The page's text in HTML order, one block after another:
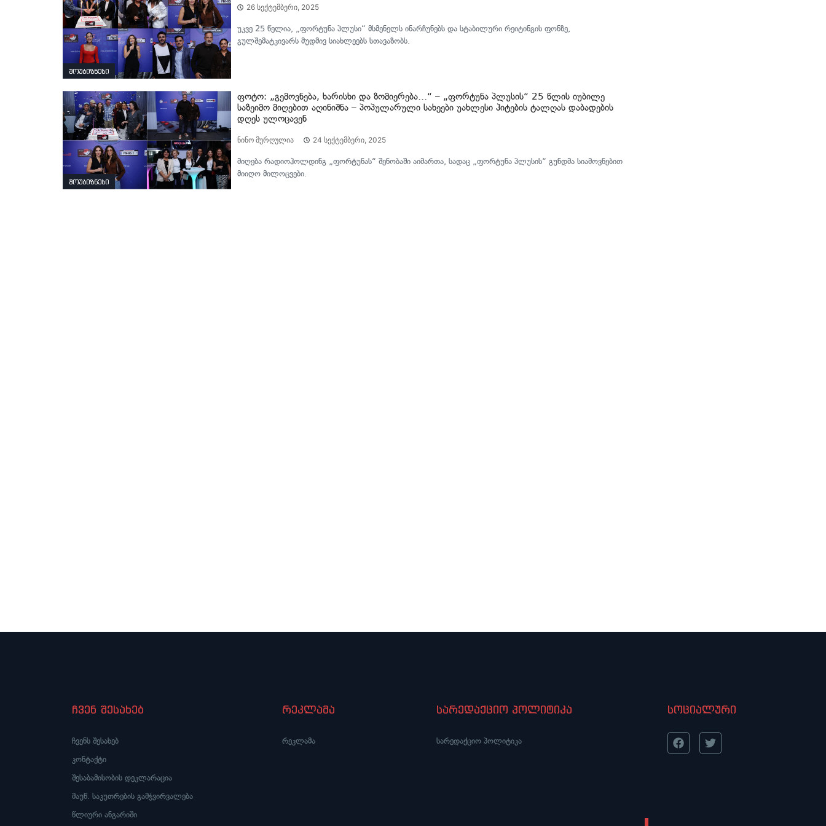
შოუბიზნესი
26 სექტემბერი, 2025
უკვე 25 წელია, „ფორტუნა პლუსი“ მსმენელს ინარჩუნებს და სტაბილური რეიტინგის ფონზე,
გულშემატკივარს მუდმივ სიახლეებს სთავაზობს.
შოუბიზნესი
ფოტო: „გემოვნება, ხარისხი და ზომიერება…“ – „ფორტუნა პლუსის“ 25 წლის იუბილე
საზეიმო მიღებით აღინიშნა – პოპულარული სახეები უახლესი ჰიტების ტალღას დაბადების
დღეს ულოცავენ
ნინო მურღულია 24 სექტემბერი, 2025
მიღება რადიოჰოლდინგ „ფორტუნას“ შენობაში აიმართა, სადაც „ფორტუნა პლუსის“ გუნდმა სიამოვნებით
მიიღო მილოცვები.
ჩვენ შესახებ
ჩვენს შესახებ
კონტაქტი
შესაბამისობის დეკლარაცია
მაუწ. საკუთრების გამჭვირვალება
წლიური ანგარიში
რეკლამა
რეკლამა
სარედაქციო პოლიტიკა
სარედაქციო პოლიტიკა
სოციალური